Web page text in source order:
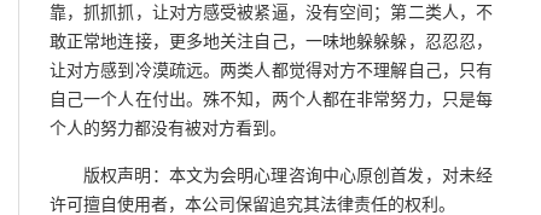
靠，抓抓抓，让对方感受被紧逼，没有空间；第二类人，不
敢正常地连接，更多地关注自己，一味地躲躲躲，忍忍忍，
让对方感到冷漠疏远。两类人都觉得对方不理解自己，只有
自己一个人在付出。殊不知，两个人都在非常努力，只是每
个人的努力都没有被对方看到。
版权声明：本文为会明心理咨询中心原创首发，对未经
许可擅自使用者，本公司保留追究其法律责任的权利。